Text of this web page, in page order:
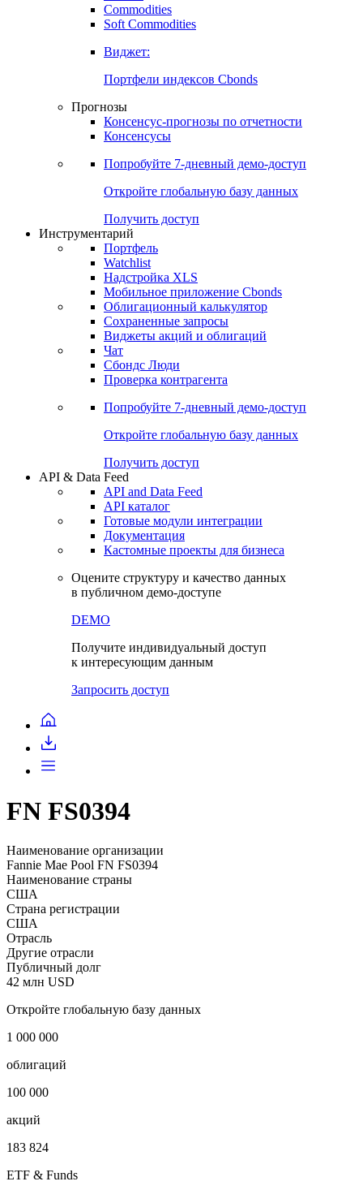
Commodities
Soft Commodities
Виджет:
Портфели индексов Cbonds
Прогнозы
Консенсус-прогнозы по отчетности
Консенсусы
Попробуйте 7-дневный демо-доступ
Откройте глобальную базу данных
Получить доступ
Инструментарий
Портфель
Watchlist
Надстройка XLS
Мобильное приложение Cbonds
Облигационный калькулятор
Сохраненные запросы
Виджеты акций и облигаций
Чат
Сбондс Люди
Проверка контрагента
Попробуйте 7-дневный демо-доступ
Откройте глобальную базу данных
Получить доступ
API & Data Feed
API and Data Feed
API каталог
Готовые модули интеграции
Документация
Кастомные проекты для бизнеса
Оцените структуру и качество данных
в публичном демо-доступе
DEMO
Получите индивидуальный доступ
к интересующим данным
Запросить доступ
FN FS0394
Наименование организации
Fannie Mae Pool FN FS0394
Наименование страны
США
Страна регистрации
США
Отрасль
Другие отрасли
Публичный долг
42 млн USD
Откройте глобальную базу данных
1 000 000
облигаций
100 000
акций
183 824
ETF & Funds